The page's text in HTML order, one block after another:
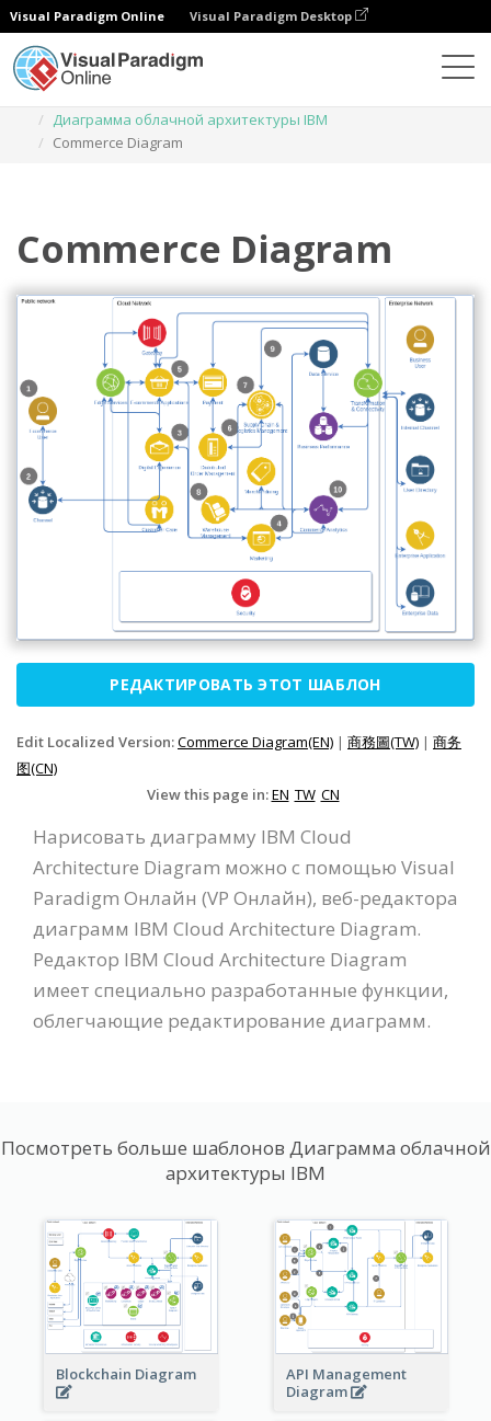
Visual Paradigm Online Visual Paradigm Desktop
Диаграмма облачной архитектуры IBM
Commerce Diagram
Commerce Diagram
РЕДАКТИРОВАТЬ ЭТОТ ШАБЛОН
Edit Localized Version:Commerce Diagram(EN) | 商務圖(TW) | 商务
图(CN)
View this page in:EN TW CN
Нарисовать диаграмму IBM Cloud
Architecture Diagram можно с помощью Visual
Paradigm Онлайн (VP Онлайн), веб-редактора
диаграмм IBM Cloud Architecture Diagram.
Редактор IBM Cloud Architecture Diagram
имеет специально разработанные функции,
облегчающие редактирование диаграмм.
Посмотреть больше шаблонов Диаграмма облачной
архитектуры IBM
Blockchain Diagram
API Management
Diagram